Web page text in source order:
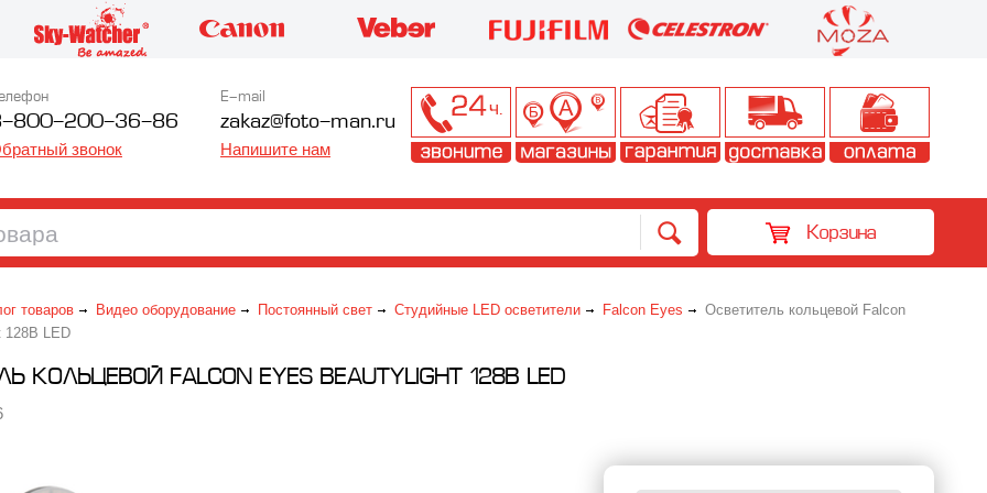
800-200-36-86
звонок
E-mail
zakaz@foto-man.ru
Напишите нам
Корзина
товаров Видео оборудование Постоянный свет Студийные LED осветители Falcon Eyes
Осветитель кольцевой Falcon
128B LED
КОЛЬЦЕВОЙ FALCON EYES BEAUTYLIGHT 128B LED